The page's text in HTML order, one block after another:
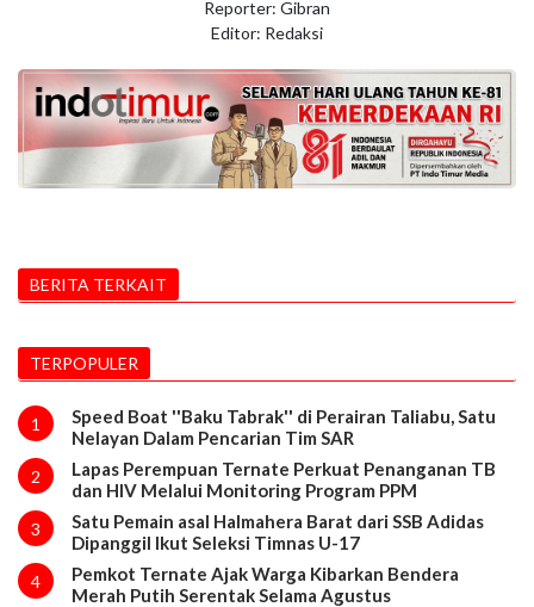
Reporter: Gibran
Editor: Redaksi
BERITA TERKAIT
TERPOPULER
1
Speed Boat ''Baku Tabrak'' di Perairan Taliabu, Satu
Nelayan Dalam Pencarian Tim SAR
2
Lapas Perempuan Ternate Perkuat Penanganan TB
dan HIV Melalui Monitoring Program PPM
3
Satu Pemain asal Halmahera Barat dari SSB Adidas
Dipanggil Ikut Seleksi Timnas U-17
4
Pemkot Ternate Ajak Warga Kibarkan Bendera
Merah Putih Serentak Selama Agustus